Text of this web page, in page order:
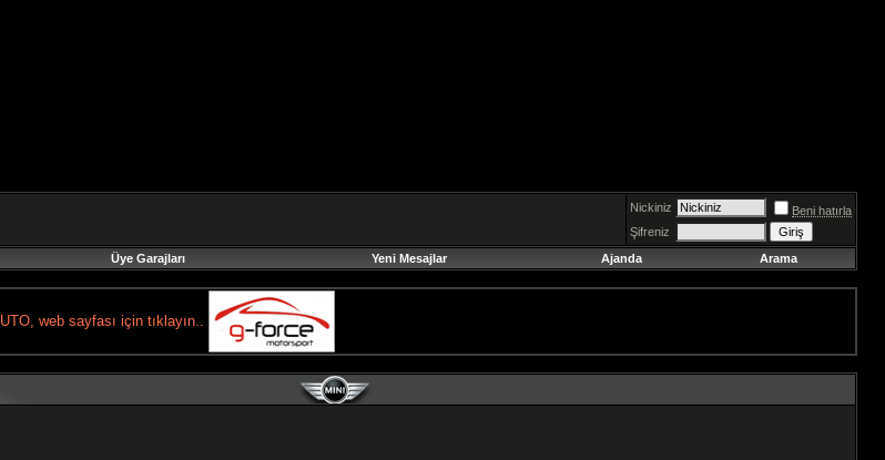
Nickiniz
Beni hatırla
Şifreniz
Üye Garajları Yeni Mesajlar Ajanda Arama